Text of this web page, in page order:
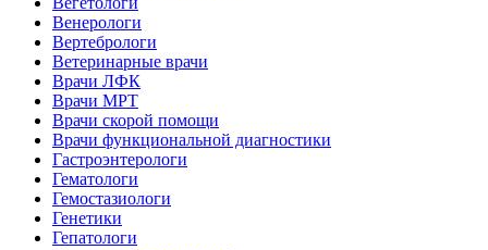
Венерологи
Вертебрологи
Ветеринарные врачи
Врачи ЛФК
Врачи МРТ
Врачи скорой помощи
Врачи функциональной диагностики
Гастроэнтерологи
Гематологи
Гемостазиологи
Генетики
Гепатологи